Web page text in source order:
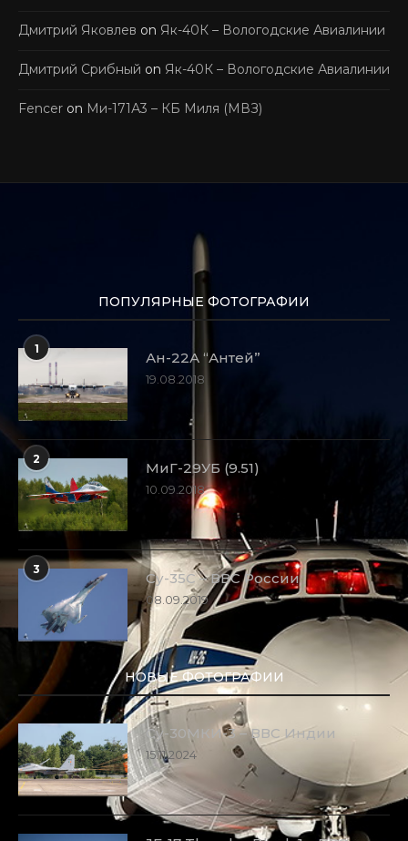
Дмитрий Яковлев on Як-40К – Вологодские Авиалинии
Дмитрий Срибный on Як-40К – Вологодские Авиалинии
Fencer on Ми-171А3 – КБ Миля (МВЗ)
ПОПУЛЯРНЫЕ ФОТОГРАФИИ
1
Ан-22А “Антей”
19.08.2018
2
МиГ-29УБ (9.51)
10.09.2018
3
Су-35С – ВВС России
08.09.2019
НОВЫЕ ФОТОГРАФИИ
Су-30МКИ-3 – ВВС Индии
15.11.2024